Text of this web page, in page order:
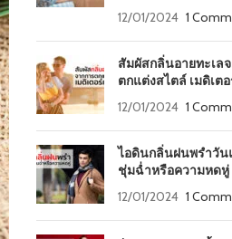
12/01/2024 1
สัมผัสกลิ่นอายทะเล
ตกแต่งสไตล์ เมดิเต
12/01/2024 1
ไอดินกลิ่นฝนพรำวัน
ชุ่มฉ่ำหรือความหดหู่
12/01/2024 1